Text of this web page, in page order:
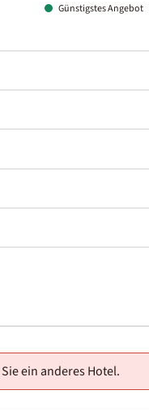
Günstigstes Angebot
ein anderes Hotel.